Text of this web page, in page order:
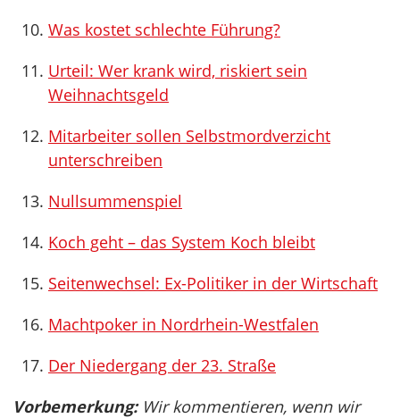
Was kostet schlechte Führung?
Urteil: Wer krank wird, riskiert sein
Weihnachtsgeld
Mitarbeiter sollen Selbstmordverzicht
unterschreiben
Nullsummenspiel
Koch geht – das System Koch bleibt
Seitenwechsel: Ex-Politiker in der Wirtschaft
Machtpoker in Nordrhein-Westfalen
Der Niedergang der 23. Straße
Vorbemerkung:Wir kommentieren, wenn wir